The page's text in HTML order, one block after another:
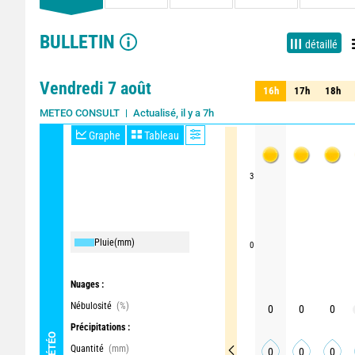
BULLETIN détaillé
Vendredi 7 août
METEO CONSULT Actualisé, il y a 7h
MÉTÉO
Graphe Tableau
Pluie(mm)
Nuages :
Nébulosité (%)
Précipitations :
Quantité (mm)
3
0
16h 17h 18h
16h 17h 18h
0 0 0
0 0 0